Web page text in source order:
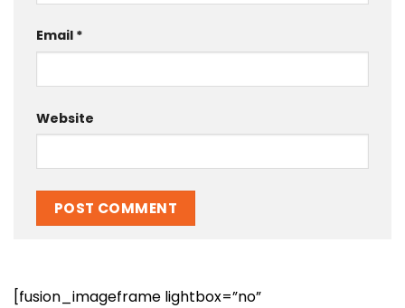
Email *
Website
[fusion_imageframe lightbox=”no”